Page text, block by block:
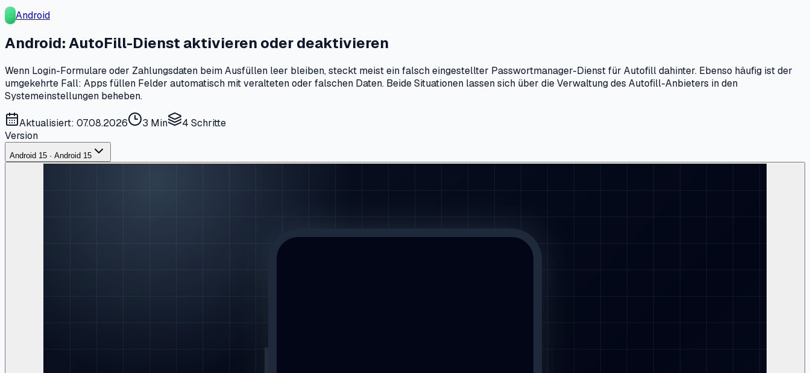
Android
Android: AutoFill-Dienst aktivieren oder deaktivieren
Wenn Login-Formulare oder Zahlungsdaten beim Ausfüllen leer bleiben, steckt meist ein falsch eingestellter Passwortmanager-Dienst für Autofill dahinter. Ebenso häufig ist der
umgekehrte Fall: Apps füllen Felder automatisch mit veralteten oder falschen Daten. Beide Situationen lassen sich über die Verwaltung des Autofill-Anbieters in den
Systemeinstellungen beheben.
Aktualisiert: 07.08.2026 3 Min 4 Schritte
Version
Android 15 · Android 15